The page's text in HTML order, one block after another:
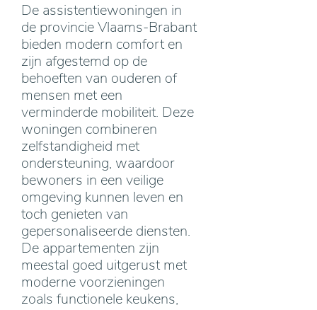
De assistentiewoningen in
de provincie Vlaams-Brabant
bieden modern comfort en
zijn afgestemd op de
behoeften van ouderen of
mensen met een
verminderde mobiliteit. Deze
woningen combineren
zelfstandigheid met
ondersteuning, waardoor
bewoners in een veilige
omgeving kunnen leven en
toch genieten van
gepersonaliseerde diensten.
De appartementen zijn
meestal goed uitgerust met
moderne voorzieningen
zoals functionele keukens,